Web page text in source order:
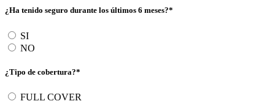
¿Ha tenido seguro durante los últimos 6 meses?*
SI
NO
¿Tipo de cobertura?*
FULL COVER